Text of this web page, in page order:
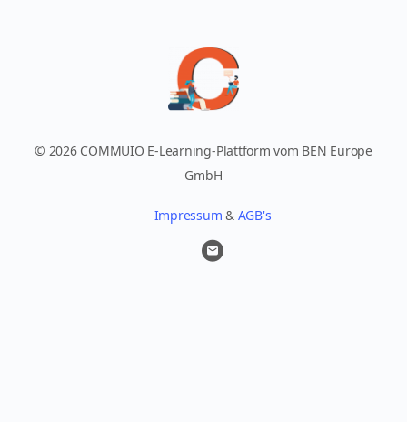
© 2026 COMMUIO E-Learning-Plattform vom BEN Europe
GmbH
Impressum & AGB's